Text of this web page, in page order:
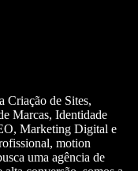
Criação de Sites,
Marcas, Identidade
Marketing Digital e
motion
uma agência de